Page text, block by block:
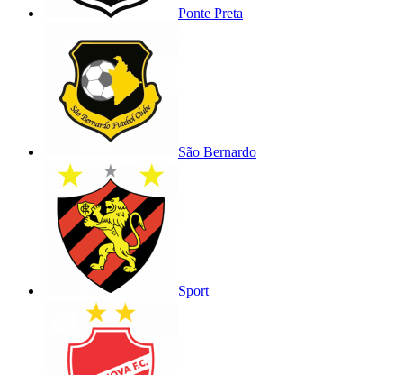
Ponte Preta
São Bernardo
Sport